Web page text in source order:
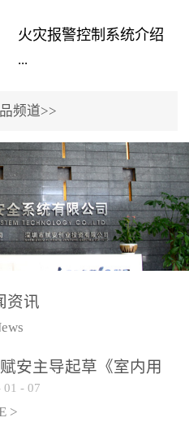
火灾报警控制系统介绍
...
用了具有仲裁机制和冗余
校验的总线传输技术、线
路状态检测与保护技术、
后向光电感烟探测技术、
高可靠的系统抗干扰技术
等多项专利技术和专有技
警领域三十多年技术积累
和工程实践的结晶。
频道>>
资讯
安主导起草《室内用
电池技术规程》 正式
伏新能源产业
01 - 07
>